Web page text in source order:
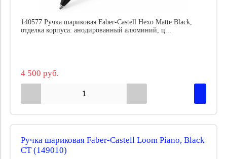
140577 Ручка шариковая Faber-Castell Hexo Matte Black,
отделка корпуса: анодированный алюминий, ц...
4 500 руб.
Ручка шариковая Faber-Castell Loom Piano, Black
CT (149010)